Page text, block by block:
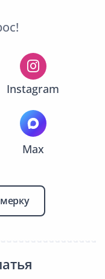
Instagram
Max